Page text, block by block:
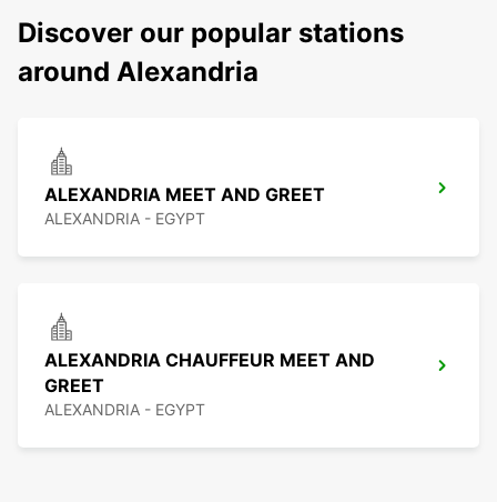
Discover our popular stations
around Alexandria
ALEXANDRIA MEET AND GREET
ALEXANDRIA - EGYPT
ALEXANDRIA CHAUFFEUR MEET AND
GREET
ALEXANDRIA - EGYPT